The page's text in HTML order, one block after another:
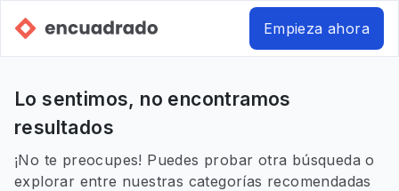
Empieza ahora
Lo sentimos, no encontramos
resultados
¡No te preocupes! Puedes probar otra búsqueda o
explorar entre nuestras categorías recomendadas